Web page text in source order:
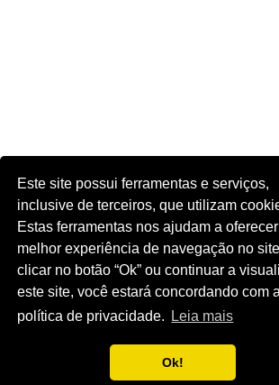
Este site possui ferramentas e serviços,
inclusive de terceiros, que utilizam
Estas ferramentas nos ajudam a
melhor experiência de navegação no
clicar no botão “Ok” ou continuar a
este site, você estará concordando com
política de privacidade.
Leia mais
Ok!